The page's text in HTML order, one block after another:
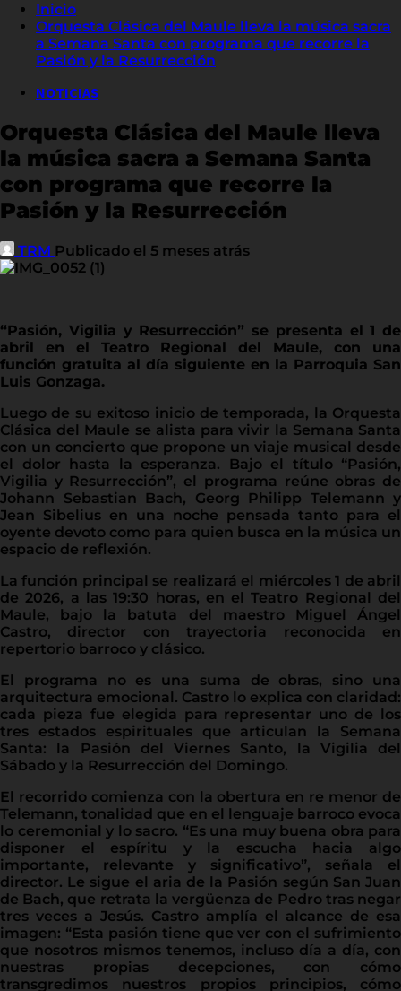
Inicio
Orquesta Clásica del Maule lleva la música sacra
a Semana Santa con programa que recorre la
Pasión y la Resurrección
NOTICIAS
Orquesta Clásica del Maule lleva
la música sacra a Semana Santa
con programa que recorre la
Pasión y la Resurrección
TRM Publicado el 5 meses atrás
“Pasión, Vigilia y Resurrección” se presenta el 1 de
abril en el Teatro Regional del Maule, con una
función gratuita al día siguiente en la Parroquia San
Luis Gonzaga.
Luego de su exitoso inicio de temporada, la Orquesta
Clásica del Maule se alista para vivir la Semana Santa
con un concierto que propone un viaje musical desde
el dolor hasta la esperanza. Bajo el título “Pasión,
Vigilia y Resurrección”, el programa reúne obras de
Johann Sebastian Bach, Georg Philipp Telemann y
Jean Sibelius en una noche pensada tanto para el
oyente devoto como para quien busca en la música un
espacio de reflexión.
La función principal se realizará el miércoles 1 de abril
de 2026, a las 19:30 horas, en el Teatro Regional del
Maule, bajo la batuta del maestro Miguel Ángel
Castro, director con trayectoria reconocida en
repertorio barroco y clásico.
El programa no es una suma de obras, sino una
arquitectura emocional. Castro lo explica con claridad:
cada pieza fue elegida para representar uno de los
tres estados espirituales que articulan la Semana
Santa: la Pasión del Viernes Santo, la Vigilia del
Sábado y la Resurrección del Domingo.
El recorrido comienza con la obertura en re menor de
Telemann, tonalidad que en el lenguaje barroco evoca
lo ceremonial y lo sacro. “Es una muy buena obra para
disponer el espíritu y la escucha hacia algo
importante, relevante y significativo”, señala el
director. Le sigue el aria de la Pasión según San Juan
de Bach, que retrata la vergüenza de Pedro tras negar
tres veces a Jesús. Castro amplía el alcance de esa
imagen: “Esta pasión tiene que ver con el sufrimiento
que nosotros mismos tenemos, incluso día a día, con
nuestras propias decepciones, con cómo
transgredimos nuestros propios principios, cómo